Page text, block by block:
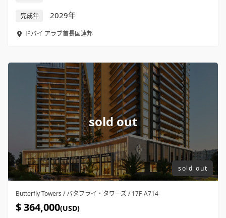
完成年 2029年
ドバイ アラブ首長国連邦
sold out
sold out
Butterfly Towers / バタフライ・タワーズ / 17F-A714
$ 364,000(USD)